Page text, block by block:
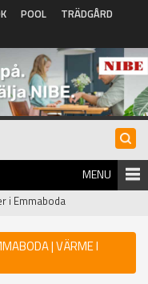
POOL
TRÄDGÅRD
MENU
i Emmaboda
| VÄRME I